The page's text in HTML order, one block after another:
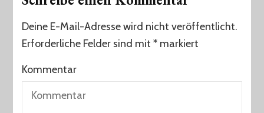
Deine E-Mail-Adresse wird nicht veröffentlicht.
Erforderliche Felder sind mit* markiert
Kommentar